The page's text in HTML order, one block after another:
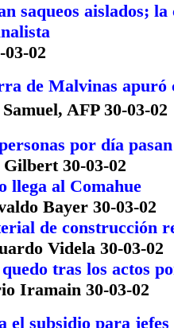
saqueos aislados;
02
de Malvinas apuró
AFP 30-03-02
por día
30-03-02
llega al Comahue
Bayer 30-03-02
de construcción
Videla 30-03-02
tras los actos
Iramain 30-03-02
el subsidio para